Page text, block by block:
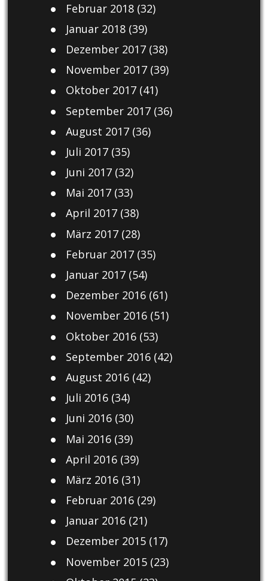
Februar 2018(32)
Januar 2018(39)
Dezember 2017(38)
November 2017(39)
Oktober 2017(41)
September 2017(36)
August 2017(36)
Juli 2017(35)
Juni 2017(32)
Mai 2017(33)
April 2017(38)
März 2017(28)
Februar 2017(35)
Januar 2017(54)
Dezember 2016(61)
November 2016(51)
Oktober 2016(53)
September 2016(42)
August 2016(42)
Juli 2016(34)
Juni 2016(30)
Mai 2016(39)
April 2016(39)
März 2016(31)
Februar 2016(29)
Januar 2016(21)
Dezember 2015(17)
November 2015(23)